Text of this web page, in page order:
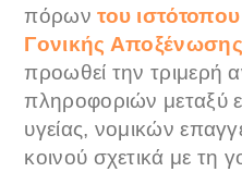
πόρωντου
Γονικής
προωθεί την τριμερή
πληροφοριών μεταξύ
υγείας, νομικών
κοινού σχετικά με τη